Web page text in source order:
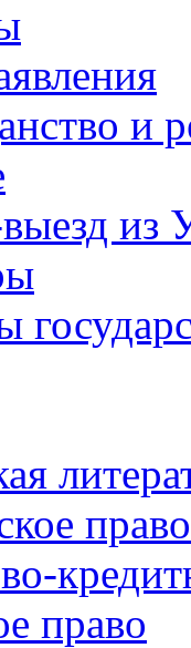
и
из
право
право